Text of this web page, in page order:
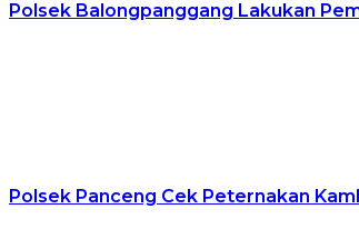
Polsek Balongpanggang Lakukan
Polsek Panceng Cek Peternakan